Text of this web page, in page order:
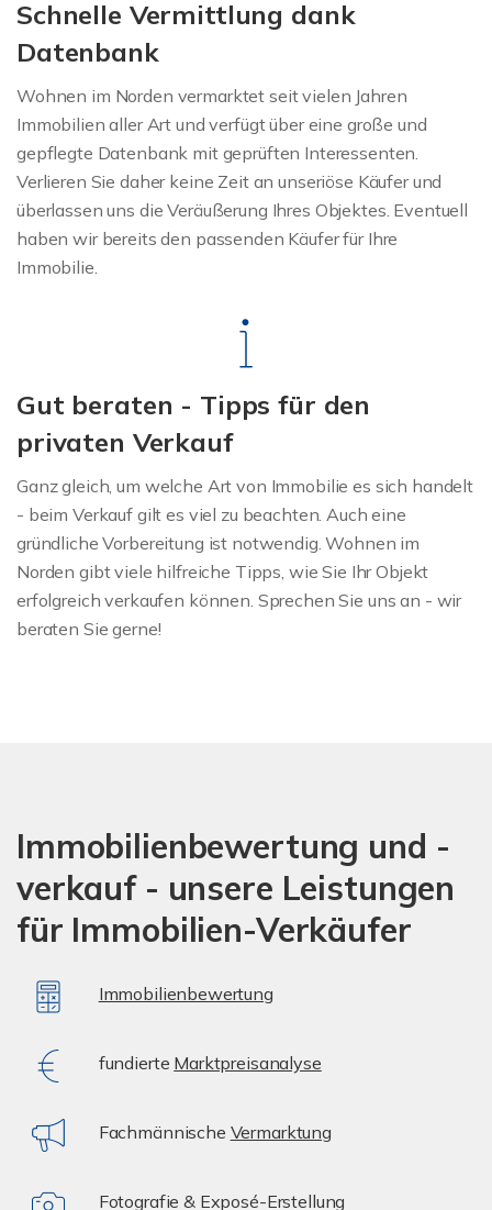
Schnelle Vermittlung dank
Datenbank
Wohnen im Norden vermarktet seit vielen Jahren
Immobilien aller Art und verfügt über eine große und
gepflegte Datenbank mit geprüften Interessenten.
Verlieren Sie daher keine Zeit an unseriöse Käufer und
überlassen uns die Veräußerung Ihres Objektes. Eventuell
haben wir bereits den passenden Käufer für Ihre
Immobilie.
Gut beraten - Tipps für den
privaten Verkauf
Ganz gleich, um welche Art von Immobilie es sich handelt
- beim Verkauf gilt es viel zu beachten. Auch eine
gründliche Vorbereitung ist notwendig. Wohnen im
Norden gibt viele hilfreiche Tipps, wie Sie Ihr Objekt
erfolgreich verkaufen können. Sprechen Sie uns an - wir
beraten Sie gerne!
Immobilienbewertung und -
verkauf - unsere Leistungen
für Immobilien-Verkäufer
Immobilienbewertung
fundierte Marktpreisanalyse
Fachmännische Vermarktung
Fotografie & Exposé-Erstellung